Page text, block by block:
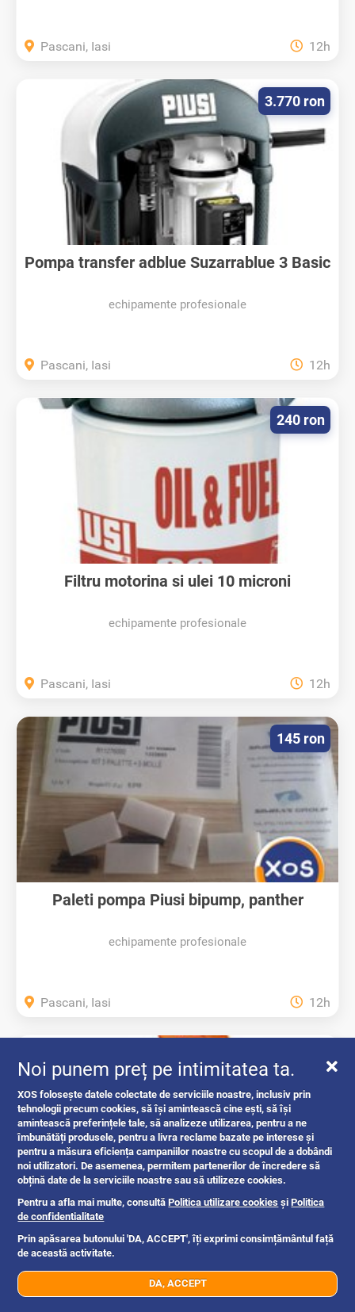
07xx xxx xxx Trimite mesaj
Pascani, Iasi 12h
Pompa transfer adblue Suzarrablue 3 Basic
echipamente profesionale
3.770 ron
Pascani, Iasi 12h
Filtru motorina si ulei 10 microni
echipamente profesionale
240 ron
Pascani, Iasi 12h
Paleti pompa Piusi bipump, panther
echipamente profesionale
145 ron
Pascani, Iasi 12h
Rezervor transportabil KS Mobile Easy...
echipamente profesionale
Noi punem preț pe intimitatea ta.
XOS folosește datele colectate de serviciile noastre, inclusiv prin
tehnologii precum cookies, să își amintească cine ești, să își
amintească preferințele tale, să analizeze utilizarea, pentru a ne
îmbunătăți produsele, pentru a livra reclame bazate pe interese și
pentru a măsura eficiența campaniilor noastre cu scopul de a dobândi
noi utilizatori. De asemenea, permitem partenerilor de încredere să
obțină date de la serviciile noastre sau să utilizeze cookies.
Pentru a afla mai multe, consultăPolitica utilizare cookies șiPolitica
de confidentialitate
Prin apăsarea butonului 'DA, ACCEPT', îți exprimi consimțământul față
de această activitate.
DA, ACCEPT